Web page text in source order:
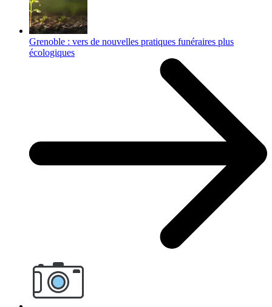
Grenoble : vers de nouvelles pratiques funéraires plus
écologiques